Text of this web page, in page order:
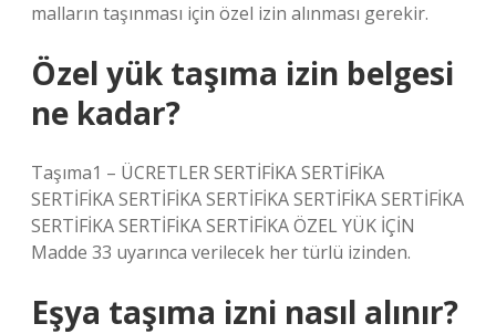
malların taşınması için özel izin alınması gerekir.
Özel yük taşıma izin belgesi
ne kadar?
Taşıma1 – ÜCRETLER SERTİFİKA SERTİFİKA
SERTİFİKA SERTİFİKA SERTİFİKA SERTİFİKA SERTİFİKA
SERTİFİKA SERTİFİKA SERTİFİKA ÖZEL YÜK İÇİN
Madde 33 uyarınca verilecek her türlü izinden.
Eşya taşıma izni nasıl alınır?